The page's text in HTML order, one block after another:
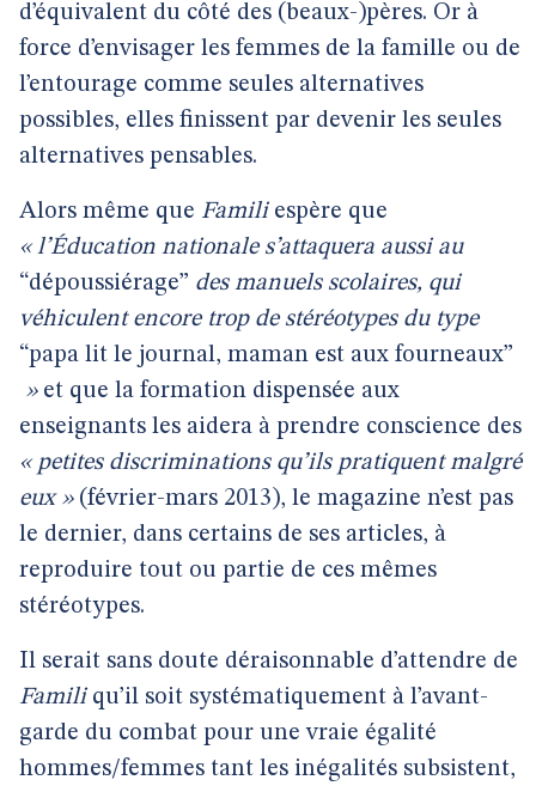
d’équivalent du côté des (beaux-)pères. Or à
force d’envisager les femmes de la famille ou de
l’entourage comme seules alternatives
possibles, elles finissent par devenir les seules
alternatives pensables.
Alors même que Familiespère que
« l’Éducation nationale s’attaquera aussi au
“dépoussiérage” des manuels scolaires, qui
véhiculent encore trop de stéréotypes du type
“papa lit le journal, maman est aux fourneaux”
»et que la formation dispensée aux
enseignants les aidera à prendre conscience des
« petites discriminations qu’ils pratiquent malgré
eux »(février-mars 2013), le magazine n’est pas
le dernier, dans certains de ses articles, à
reproduire tout ou partie de ces mêmes
stéréotypes.
Il serait sans doute déraisonnable d’attendre de
Familiqu’il soit systématiquement à l’avant-
garde du combat pour une vraie égalité
hommes/femmes tant les inégalités subsistent,